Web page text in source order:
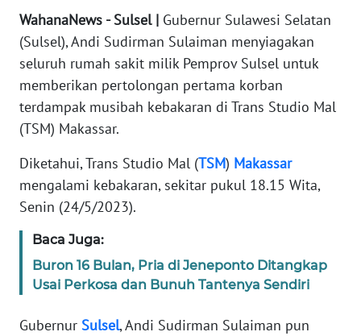
WahanaNews - Sulsel | Gubernur Sulawesi Selatan
(Sulsel), Andi Sudirman Sulaiman menyiagakan
seluruh rumah sakit milik Pemprov Sulsel untuk
memberikan pertolongan pertama korban
terdampak musibah kebakaran di Trans Studio Mal
(TSM) Makassar.
Diketahui, Trans Studio Mal (TSM) Makassar
mengalami kebakaran, sekitar pukul 18.15 Wita,
Senin (24/5/2023).
Baca Juga:
Buron 16 Bulan, Pria di Jeneponto Ditangkap
Usai Perkosa dan Bunuh Tantenya Sendiri
Gubernur Sulsel, Andi Sudirman Sulaiman pun
SIBER
REDAKSI
KARIR
Wahana
News
WN
SUMUT
WN